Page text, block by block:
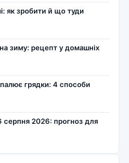
як зробити й що туди
зиму: рецепт у домашніх
грядки: 4 способи
серпня 2026: прогноз для